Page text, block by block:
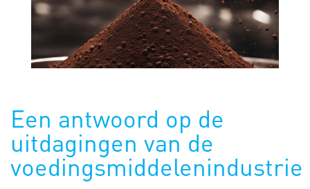
Een antwoord op de
uitdagingen van de
voedingsmiddelenindustrie